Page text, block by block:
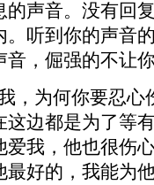
的声音。没有回
。听到你的声音
音，倔强的不让
为何你要忍心
这边都是为了等
爱我，他也很伤
最好的，我能为